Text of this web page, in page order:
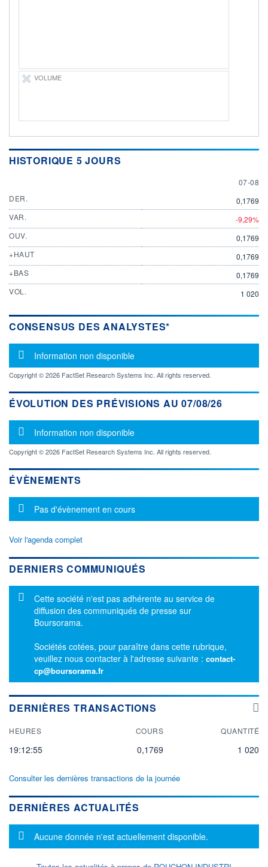
VOLUME
HISTORIQUE 5 JOURS
7
07-08
DER.
0,1769
VAR.
-9,29%
OUV.
0,1769
+HAUT
0,1769
+BAS
0,1769
VOL.
1 020
CONSENSUS DES ANALYSTES*
Message d'information
Information non disponible
Copyright © 2026 FactSet Research Systems Inc. All rights reserved.
ÉVOLUTION DES PRÉVISIONS AU 07/08/26
Message d'information
Information non disponible
Copyright © 2026 FactSet Research Systems Inc. All rights reserved.
ÉVÈNEMENTS
Message d'information
Pas d'évènement en cours
Voir l'agenda complet
DERNIERS COMMUNIQUÉS
Message d'information
Cette société n'est pas adhérente au service de
diffusion des communiqués de presse sur
Boursorama.
Sociétés cotées, pour paraître dans cette rubrique,
veuillez nous contacter à l'adresse suivante : contact-
cp@boursorama.fr
DERNIÈRES TRANSACTIONS
HEURES COURS QUANTITÉ
19:12:55 0,1769 1 020
Consulter les dernières transactions de la journée
DERNIÈRES ACTUALITÉS
Message d'information
Aucune donnée n'est actuellement disponible.